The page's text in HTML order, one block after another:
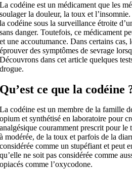
La codéine est un médicament que les
soulager la douleur, la toux et
la codéine sous la surveillance étroite
sans danger. Toutefois, ce médicament
et une accoutumance. Dans certains cas,
éprouver des symptômes de sevrage
Découvrons dans cet article quelques
drogue.
Qu’est ce que la codéine
La codéine est un membre de la famille
opium et synthétisé en laboratoire pour
analgésique couramment prescrit pour le
à modérée, de la toux et parfois de la
considérée comme un stupéfiant et peut
qu’elle ne soit pas considérée comme
opiacés comme l’oxycodone.